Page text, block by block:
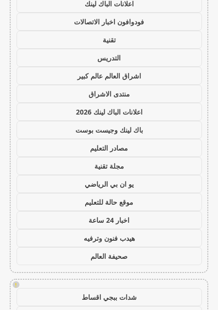
اعلانات الباك لينك
فودوافون اخبار الاتصالات
تقنية
التدريس
اشراق العالم عالم كبير
منتدى الاشراق
اعلانات الباك لينك 2026
باك لينك وجيست بوست
مصادر التعليم
مجلة تقنية
يو ان بي الرياضي
موقع حالة للتعليم
اخبار 24 ساعة
هيدب فنون وترفيه
صحيفة العالم
!
شدات ببجي اقساط